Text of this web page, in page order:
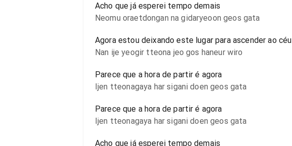
Acho que já esperei tempo demais
Neomu oraetdongan na gidaryeoon geos gata
Agora estou deixando este lugar para ascender ao céu
Nan ije yeogir tteona jeo gos haneur wiro
Parece que a hora de partir é agora
Ijen tteonagaya har sigani doen geos gata
Parece que a hora de partir é agora
Ijen tteonagaya har sigani doen geos gata
Acho que já esperei tempo demais